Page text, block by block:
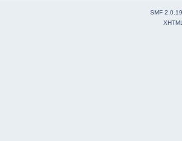
SMF 2.0.19